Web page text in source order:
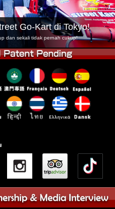
Tokyo Bay
Osaka
Go-Kart di Tokyo!
dan sekali tidak pernah cukup!